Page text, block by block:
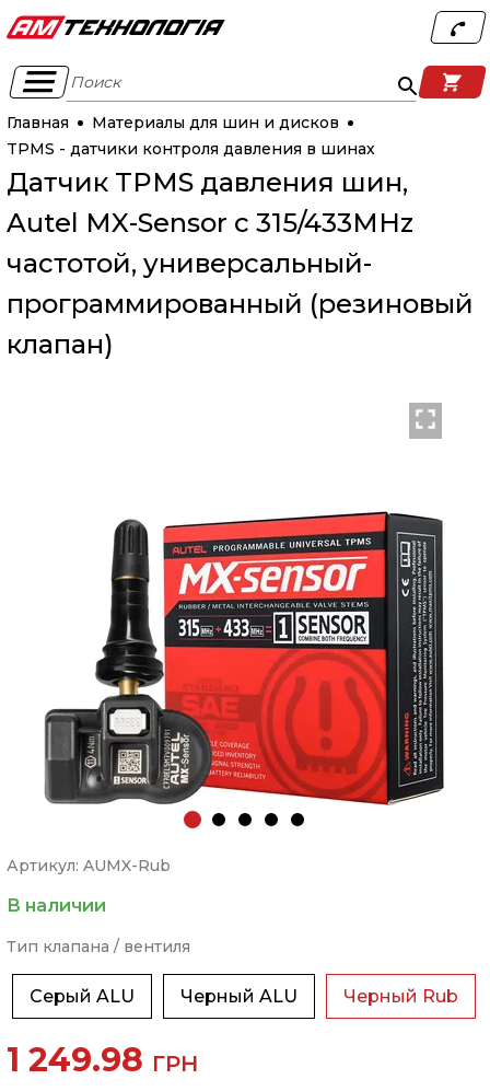
Поиск
Главная
Материалы для шин и дисков
TPMS - датчики контроля давления в шинах
Датчик TPMS давления шин,
Autel MX-Sensor с 315/433MHz
частотой, универсальный-
программированный (резиновый
клапан)
Артикул: AUMX-Rub
В наличии
Тип клапана / вентиля
Серый ALU Черный ALU Черный Rub
1 249.98 ГРН